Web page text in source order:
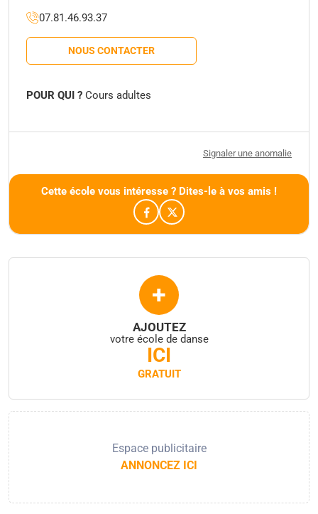
07.81.46.93.37
NOUS CONTACTER
POUR QUI ? Cours adultes
Signaler une anomalie
Cette école vous intéresse ? Dites-le à vos amis !
+
AJOUTEZ
votre école de danse
ICI
GRATUIT
Espace publicitaire
ANNONCEZ ICI